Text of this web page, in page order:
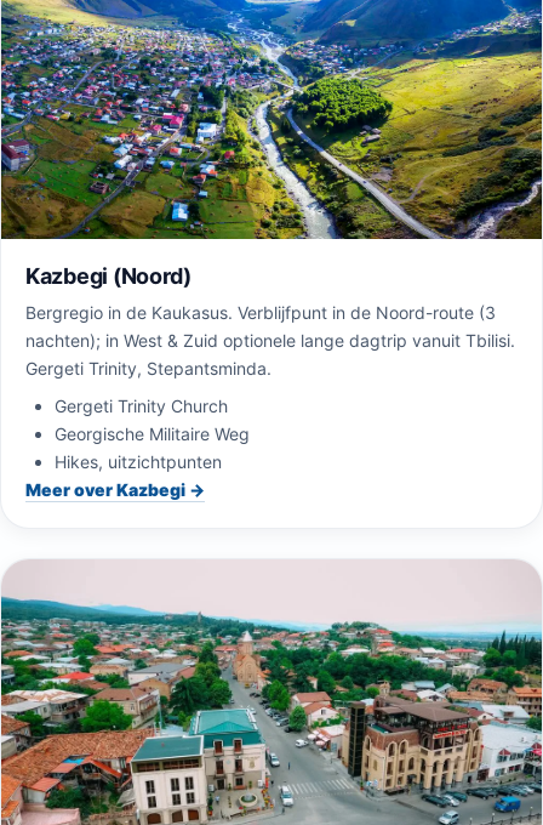
Kazbegi (Noord)
Bergregio in de Kaukasus. Verblijfpunt in de Noord-route (3
nachten); in West & Zuid optionele lange dagtrip vanuit Tbilisi.
Gergeti Trinity, Stepantsminda.
Gergeti Trinity Church
Georgische Militaire Weg
Hikes, uitzichtpunten
Meer over Kazbegi →